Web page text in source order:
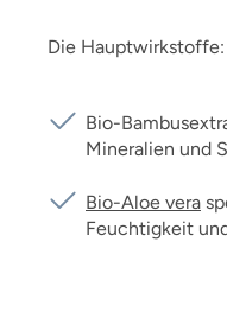
Die Hauptwirkstoffe:
Bio-
Mineralien und
Bio-Aloe vera
Feuchtigkeit